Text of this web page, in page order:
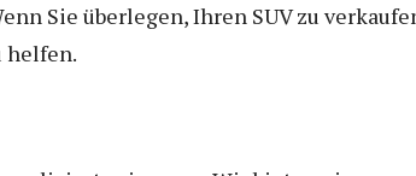
Sie überlegen, Ihren SUV zu
helfen.